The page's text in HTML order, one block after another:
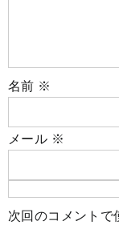
名前 ※
メール ※
次回のコメントで